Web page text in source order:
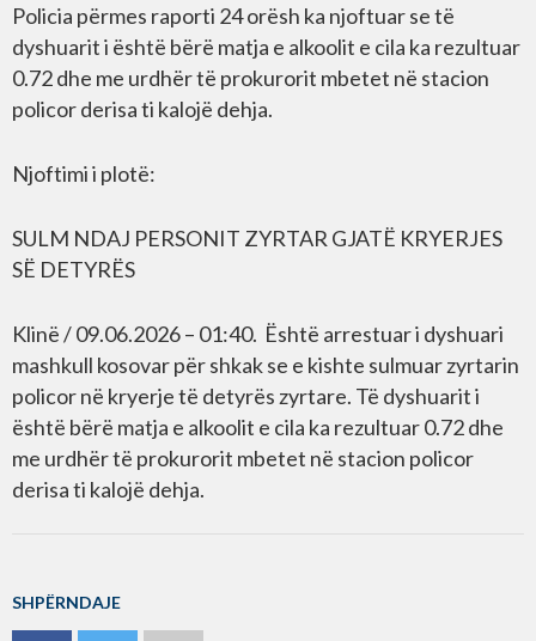
Policia përmes raporti 24 orësh ka njoftuar se të
dyshuarit i është bërë matja e alkoolit e cila ka rezultuar
0.72 dhe me urdhër të prokurorit mbetet në stacion
policor derisa ti kalojë dehja.
Njoftimi i plotë:
SULM NDAJ PERSONIT ZYRTAR GJATË KRYERJES
SË DETYRËS
Klinë / 09.06.2026 – 01:40. Është arrestuar i dyshuari
mashkull kosovar për shkak se e kishte sulmuar zyrtarin
policor në kryerje të detyrës zyrtare. Të dyshuarit i
është bërë matja e alkoolit e cila ka rezultuar 0.72 dhe
me urdhër të prokurorit mbetet në stacion policor
derisa ti kalojë dehja.
SHPËRNDAJE